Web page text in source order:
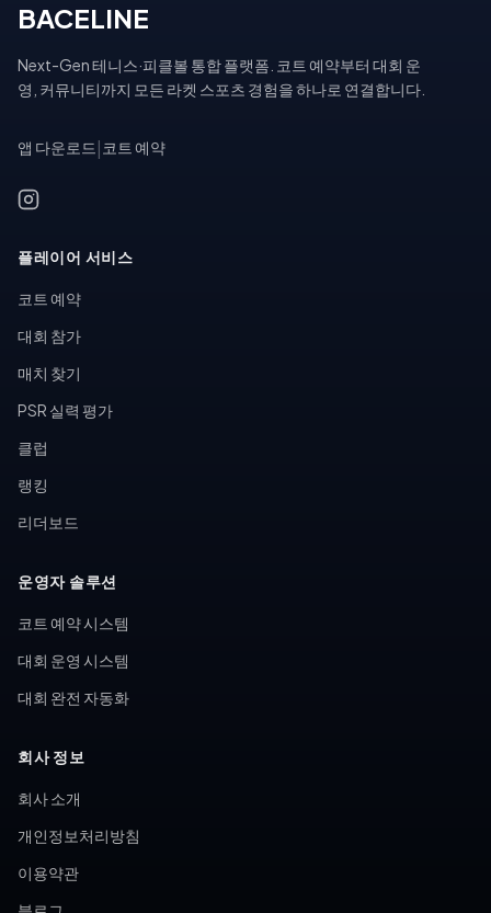
BACELINE
Next-Gen 테니스·피클볼 통합 플랫폼. 코트 예약부터 대회 운
영, 커뮤니티까지 모든 라켓 스포츠 경험을 하나로 연결합니다.
앱 다운로드 코트 예약
플레이어 서비스
코트 예약
대회 참가
매치 찾기
PSR 실력 평가
클럽
랭킹
리더보드
운영자 솔루션
코트 예약 시스템
대회 운영 시스템
대회 완전 자동화
회사 정보
회사 소개
개인정보처리방침
이용약관